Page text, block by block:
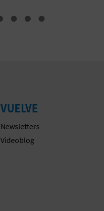
VUELVE
Newsletters
Videoblog